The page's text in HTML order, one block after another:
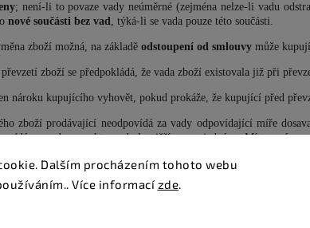
Dalším procházením tohoto webu
Více informací zde.
; není-li to povaze vady neúměrné (zejména nelze-li vadu
nové součásti bez vad, týká-li se vada pouze této součásti.
zboží možná, na základě odstoupení od smlouvy může
zboží se předpokládá, že vada zboží existovala již při
nároku kupujícího vyhovět, pokud prokáže, že kupující před
zboží prodávající neodpovídá za vady odpovídající míře
za vadu, pro kterou byla nižší cena sjednána. Místo
vady vzniklé v důsledku neodborného nebo nepřiměřeného
barevnosti dodaného zboží, odlišnosti způsobené
proloženy. Totéž platí i pro případné poškození
z dozorovaných přírodních materiálů. V důsledku tohoto